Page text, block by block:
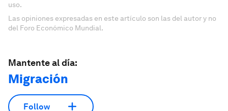
uso.
Las opiniones expresadas en este artículo son las del autor y no
del Foro Económico Mundial.
Mantente al día:
Migración
Follow